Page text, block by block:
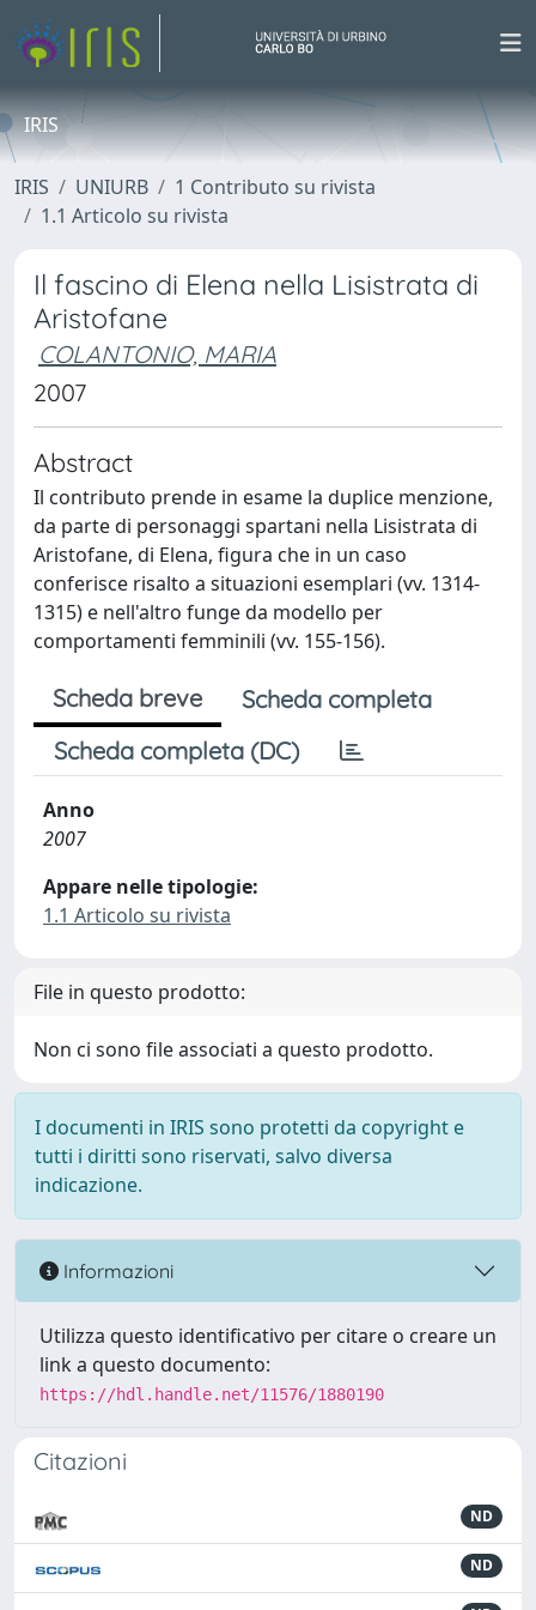
IRIS
IRIS UNIURB
1 Contributo su rivista
1.1 Articolo su rivista
Il fascino di Elena nella Lisistrata di
Aristofane
COLANTONIO, MARIA
2007
Abstract
Il contributo prende in esame la duplice menzione,
da parte di personaggi spartani nella Lisistrata di
Aristofane, di Elena, figura che in un caso
conferisce risalto a situazioni esemplari (vv. 1314-
1315) e nell'altro funge da modello per
comportamenti femminili (vv. 155-156).
Scheda breve
Scheda completa
Scheda completa (DC)
Anno
2007
Appare nelle tipologie:
1.1 Articolo su rivista
File in questo prodotto:
Non ci sono file associati a questo prodotto.
I documenti in IRIS sono protetti da copyright e
tutti i diritti sono riservati, salvo diversa
indicazione.
Informazioni
Utilizza questo identificativo per citare o creare un
link a questo documento:
https://hdl.handle.net/11576/1880190
Citazioni
ND
ND